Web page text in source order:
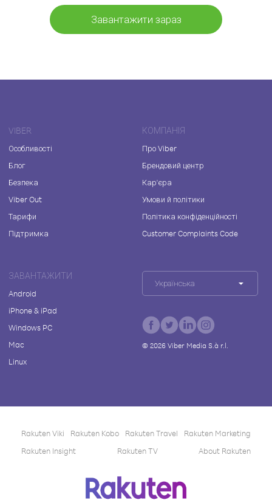
Завантажити зараз
VIBER
Особливості
Блог
Безпека
Viber Out
Тарифи
Підтримка
КОМПАНІЯ
Про Viber
Брендовий центр
Кар'єра
Умови й політики
Політика конфіденційності
Customer Complaints Code
ЗАВАНТАЖИТИ
Android
iPhone & iPad
Windows PC
Mac
Linux
Українська
© 2026Viber Media S.à r.l.
Rakuten Viki Rakuten Kobo Rakuten Travel
Rakuten Marketing
Rakuten Insight
Rakuten TV About Rakuten